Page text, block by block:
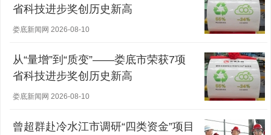
省科技进步奖创历史新高
娄底新闻网 2026-08-10
从“量增”到“质变”——娄底市荣获7项
省科技进步奖创历史新高
娄底新闻网 2026-08-10
曾超群赴冷水江市调研“四类资金”项目